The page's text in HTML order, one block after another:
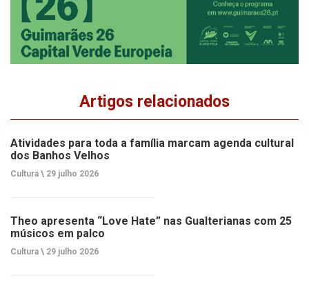
Artigos relacionados
Atividades para toda a família marcam agenda cultural
dos Banhos Velhos
Cultura \ 29 julho 2026
Theo apresenta “Love Hate” nas Gualterianas com 25
músicos em palco
Cultura \ 29 julho 2026